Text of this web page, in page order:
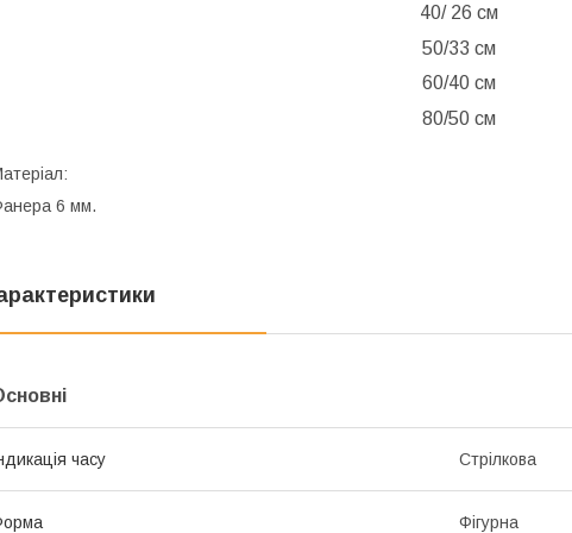
40/ 26 см
50/33 см
60/40 см
80/50 см
6 мм.
часу Стрілкова
Фігурна